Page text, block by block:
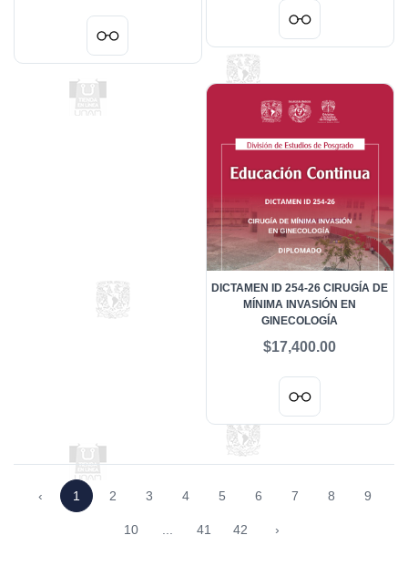
DICTAMEN ID 254-26 CIRUGÍA DE
MÍNIMA INVASIÓN EN
GINECOLOGÍA
$17,400.00
‹ 1 2 3 4 5 6 7 8 9
10 41 42 ›